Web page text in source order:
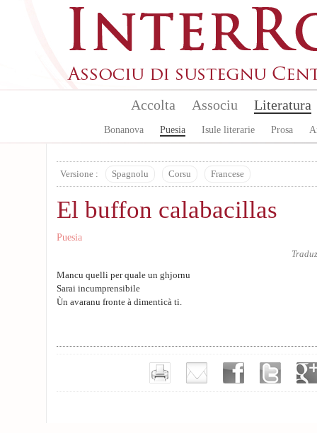
Accolta Associu Literatura
Bonanova Puesia Isule literarie Prosa
Versione : Spagnolu Corsu Francese
El buffon calabacillas
Puesia
Mancu quelli per quale un ghjornu
Sarai incumprensibile
Ùn avaranu fronte à dimenticà ti.